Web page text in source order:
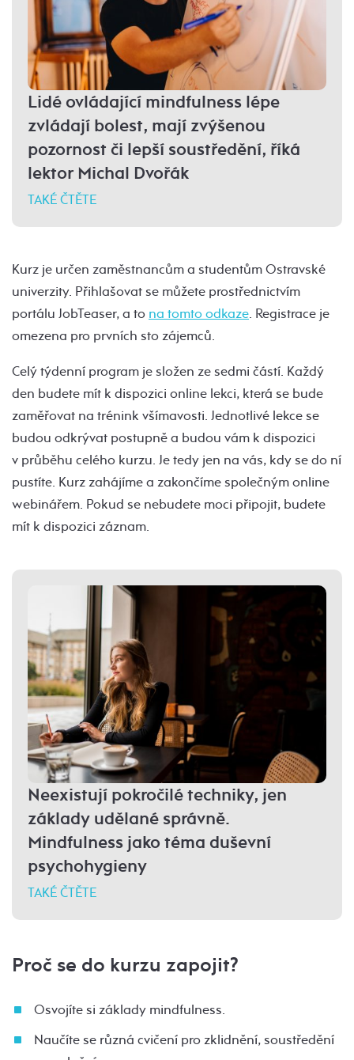
Lidé ovládající mindfulness lépe
zvládají bolest, mají zvýšenou
pozornost či lepší soustředění, říká
lektor Michal Dvořák
TAKÉ ČTĚTE
Kurz je určen zaměstnancům a studentům Ostravské
univerzity. Přihlašovat se můžete prostřednictvím
portálu JobTeaser, a to na tomto odkaze. Registrace je
omezena pro prvních sto zájemců.
Celý týdenní program je složen ze sedmi částí. Každý
den budete mít k dispozici online lekci, která se bude
zaměřovat na trénink všímavosti. Jednotlivé lekce se
budou odkrývat postupně a budou vám k dispozici
v průběhu celého kurzu. Je tedy jen na vás, kdy se do ní
pustíte. Kurz zahájíme a zakončíme společným online
webinářem. Pokud se nebudete moci připojit, budete
mít k dispozici záznam.
Neexistují pokročilé techniky, jen
základy udělané správně.
Mindfulness jako téma duševní
psychohygieny
TAKÉ ČTĚTE
Proč se do kurzu zapojit?
Osvojíte si základy mindfulness.
Naučíte se různá cvičení pro zklidnění, soustředění